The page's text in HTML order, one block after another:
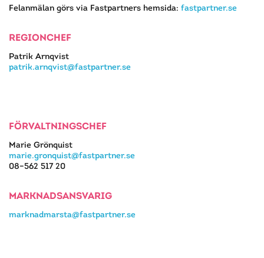
Felanmälan görs via Fastpartners hemsida: fastpartner.se
REGIONCHEF
Patrik Arnqvist
patrik.arnqvist@fastpartner.se
FÖRVALTNINGSCHEF
Marie Grönquist
marie.gronquist@fastpartner.se
08–562 517 20
MARKNADSANSVARIG
marknadmarsta@fastpartner.se